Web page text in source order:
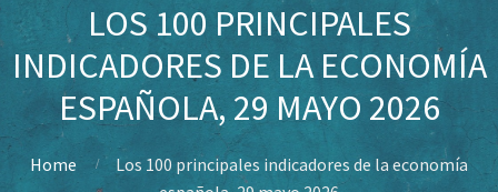
LOS 100 PRINCIPALES
INDICADORES DE LA ECONOMÍA
ESPAÑOLA, 29 MAYO 2026
Home
Los 100 principales indicadores de la economía